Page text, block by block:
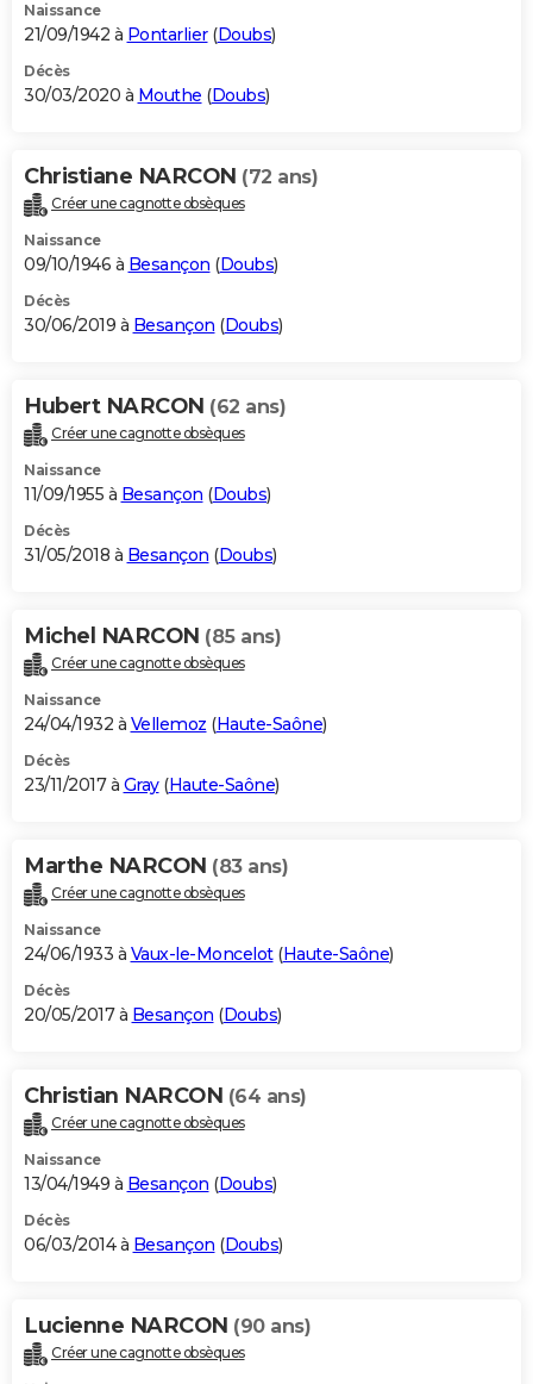
Naissance
21/09/1942 à Pontarlier(Doubs)
Décès
30/03/2020 à Mouthe (Doubs)
Christiane NARCON (72 ans)
Créer une cagnotte obsèques
Naissance
09/10/1946 à Besançon (Doubs)
Décès
30/06/2019 à Besançon (Doubs)
Hubert NARCON (62 ans)
Créer une cagnotte obsèques
Naissance
11/09/1955 à Besançon (Doubs)
Décès
31/05/2018 à Besançon (Doubs)
Michel NARCON (85 ans)
Créer une cagnotte obsèques
Naissance
24/04/1932 à Vellemoz (Haute-Saône)
Décès
23/11/2017 à Gray(Haute-Saône)
Marthe NARCON (83 ans)
Créer une cagnotte obsèques
Naissance
24/06/1933 à Vaux-le-Moncelot(Haute-Saône)
Décès
20/05/2017 à Besançon (Doubs)
Christian NARCON (64 ans)
Créer une cagnotte obsèques
Naissance
13/04/1949 à Besançon (Doubs)
Décès
06/03/2014 à Besançon (Doubs)
Lucienne NARCON (90 ans)
Créer une cagnotte obsèques